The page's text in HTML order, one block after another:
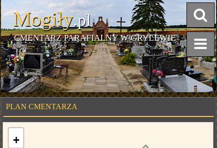
Mogiły.pl
CMENTARZ PARAFIALNY W GRYLEWIE
PLAN CMENTARZA
+